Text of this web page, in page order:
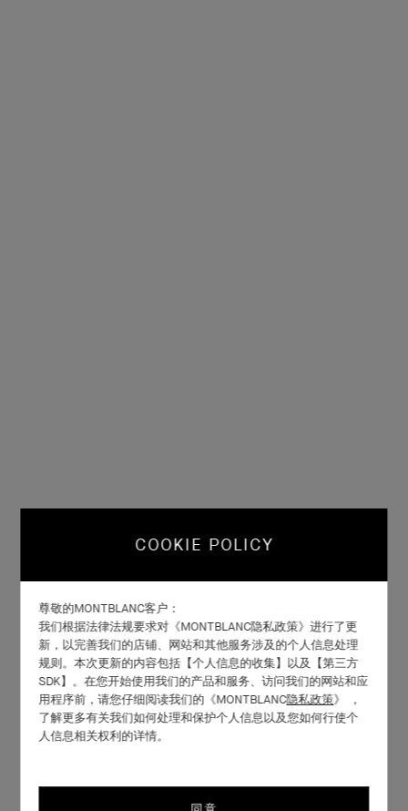
COOKIE POLICY
尊敬的MONTBLANC客户：
我们根据法律法规要求对《MONTBLANC隐私政策》进行了更
新，以完善我们的店铺、网站和其他服务涉及的个人信息处理
规则。本次更新的内容包括【个人信息的收集】以及【第三方
SDK】。在您开始使用我们的产品和服务、访问我们的网站和应
用程序前，请您仔细阅读我们的《MONTBLANC隐私政策》 ，
了解更多有关我们如何处理和保护个人信息以及您如何行使个
人信息相关权利的详情。